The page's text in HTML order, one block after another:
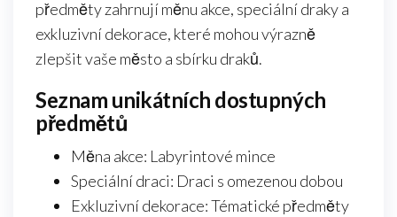
předměty zahrnují měnu akce, speciální draky a
exkluzivní dekorace, které mohou výrazně
zlepšit vaše město a sbírku draků.
Seznam unikátních dostupných
předmětů
Měna akce: Labyrintové mince
Speciální draci: Draci s omezenou dobou
Exkluzivní dekorace: Tématické předměty